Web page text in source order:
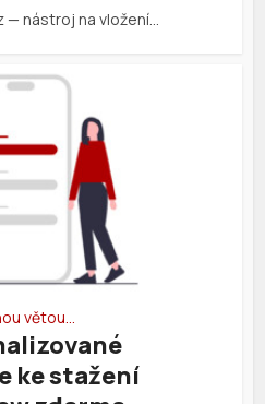
— nástroj na vložení…
větou…
ke stažení